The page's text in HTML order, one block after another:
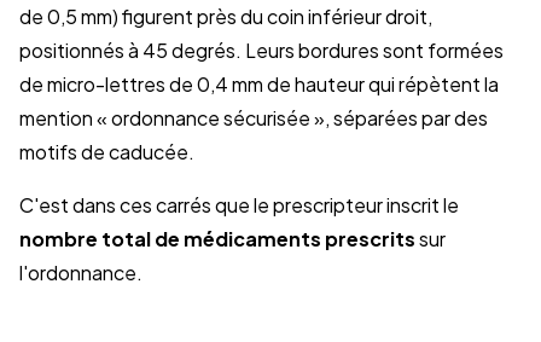
de 0,5 mm) figurent près du coin inférieur droit,
positionnés à 45 degrés. Leurs bordures sont formées
de micro-lettres de 0,4 mm de hauteur qui répètent la
mention « ordonnance sécurisée », séparées par des
motifs de caducée.
C'est dans ces carrés que le prescripteur inscrit le
nombre total de médicaments prescritssur
l'ordonnance.